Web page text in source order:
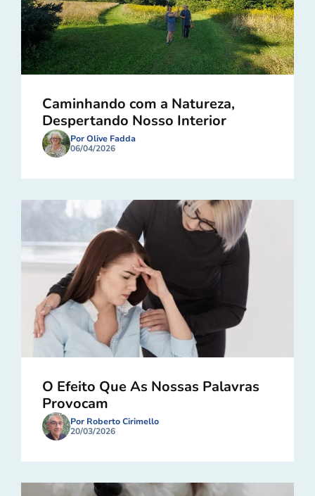
Caminhando com a Natureza,
Despertando Nosso Interior
Por Olive Fadda
06/04/2026
O Efeito Que As Nossas Palavras
Provocam
Por Roberto Cirimello
20/03/2026